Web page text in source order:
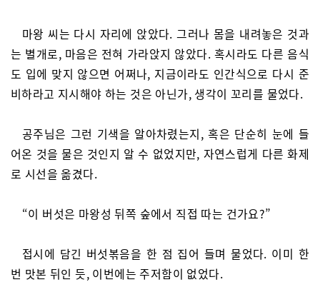
마왕 씨는 다시 자리에 앉았다. 그러나 몸을 내려놓은 것과
는 별개로, 마음은 전혀 가라앉지 않았다. 혹시라도 다른 음식
도 입에 맞지 않으면 어쩌나, 지금이라도 인간식으로 다시 준
비하라고 지시해야 하는 것은 아닌가, 생각이 꼬리를 물었다.
공주님은 그런 기색을 알아차렸는지, 혹은 단순히 눈에 들
어온 것을 물은 것인지 알 수 없었지만, 자연스럽게 다른 화제
로 시선을 옮겼다.
“이 버섯은 마왕성 뒤쪽 숲에서 직접 따는 건가요?”
접시에 담긴 버섯볶음을 한 점 집어 들며 물었다. 이미 한
번 맛본 뒤인 듯, 이번에는 주저함이 없었다.